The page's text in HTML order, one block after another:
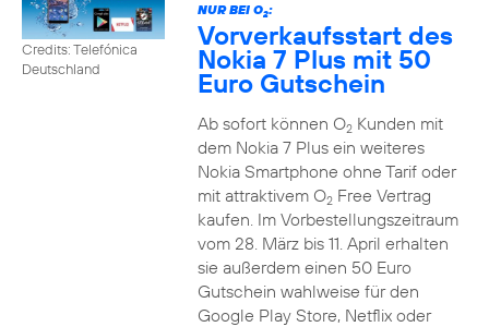
Credits: Telefónica
Deutschland
NUR BEI O2:
Vorverkaufsstart des
Nokia 7 Plus mit 50
Euro Gutschein
Ab sofort können O2Kunden mit
dem Nokia 7 Plus ein weiteres
Nokia Smartphone ohne Tarif oder
mit attraktivem O2Free Vertrag
kaufen. Im Vorbestellungszeitraum
vom 28. März bis 11. April erhalten
sie außerdem einen 50 Euro
Gutschein wahlweise für den
Google Play Store, Netflix oder